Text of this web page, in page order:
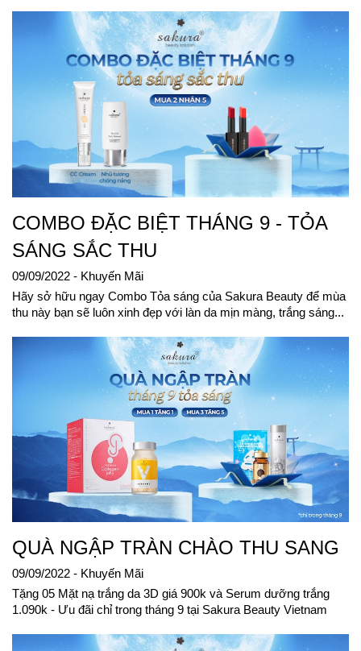
COMBO ĐẶC BIỆT THÁNG 9 - TỎA
SÁNG SẮC THU
09/09/2022 - Khuyến Mãi
Hãy sở hữu ngay Combo Tỏa sáng của Sakura Beauty để mùa
thu này bạn sẽ luôn xinh đẹp với làn da mịn màng, trắng sáng...
QUÀ NGẬP TRÀN CHÀO THU SANG
09/09/2022 - Khuyến Mãi
Tặng 05 Mặt nạ trắng da 3D giá 900k và Serum dưỡng trắng
1.090k - Ưu đãi chỉ trong tháng 9 tại Sakura Beauty Vietnam